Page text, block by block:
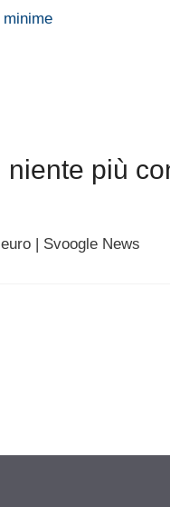
più
| Svoogle News